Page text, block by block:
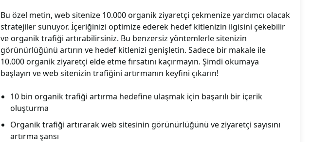
Bu özel metin, web sitenize 10.000 organik ziyaretçi çekmenize yardımcı olacak
stratejiler sunuyor. İçeriğinizi optimize ederek hedef kitlenizin ilgisini çekebilir
ve organik trafiği artırabilirsiniz. Bu benzersiz yöntemlerle sitenizin
görünürlüğünü artırın ve hedef kitlenizi genişletin. Sadece bir makale ile
10.000 organik ziyaretçi elde etme fırsatını kaçırmayın. Şimdi okumaya
başlayın ve web sitenizin trafiğini artırmanın keyfini çıkarın!
10 bin organik trafiği artırma hedefine ulaşmak için başarılı bir içerik
oluşturma
Organik trafiği artırarak web sitesinin görünürlüğünü ve ziyaretçi sayısını
artırma şansı